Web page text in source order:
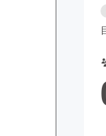
ビューティー